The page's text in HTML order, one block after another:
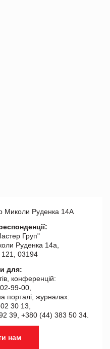
Миколи Руденка 14А
Груп"
Руденка 14а,
03194
для:
конференцій:
99-00,
порталі, журналах:
30 13,
39, +380 (44) 383 50 34.
нам